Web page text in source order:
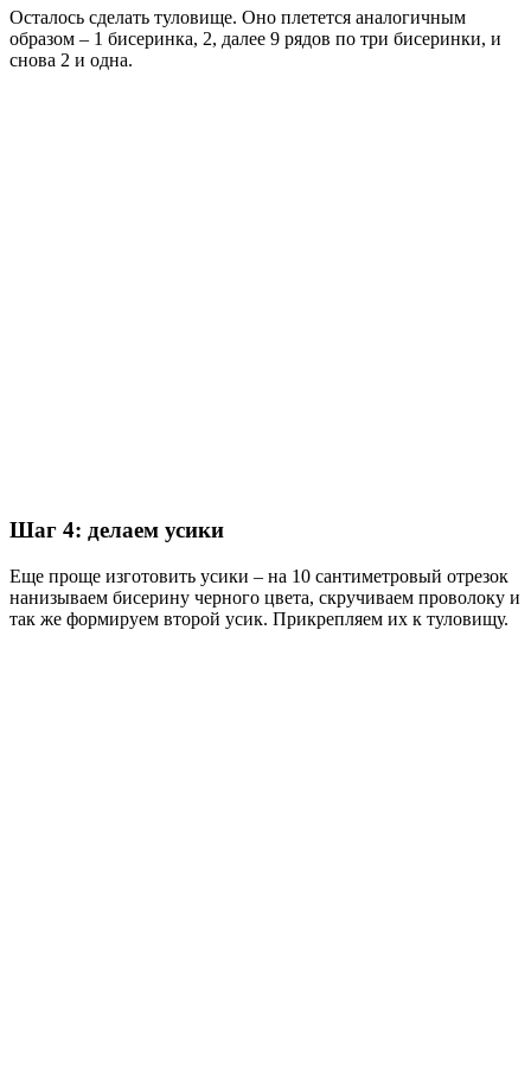
Осталось сделать туловище. Оно плетется аналогичным
образом – 1 бисеринка, 2, далее 9 рядов по три бисеринки, и
снова 2 и одна.
Шаг 4: делаем усики
Еще проще изготовить усики – на 10 сантиметровый отрезок
нанизываем бисерину черного цвета, скручиваем проволоку и
так же формируем второй усик. Прикрепляем их к туловищу.